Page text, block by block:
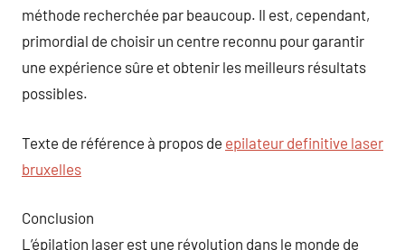
méthode recherchée par beaucoup. Il est, cependant,
primordial de choisir un centre reconnu pour garantir
une expérience sûre et obtenir les meilleurs résultats
possibles.
Texte de référence à propos de epilateur definitive laser
bruxelles
Conclusion
L’épilation laser est une révolution dans le monde de